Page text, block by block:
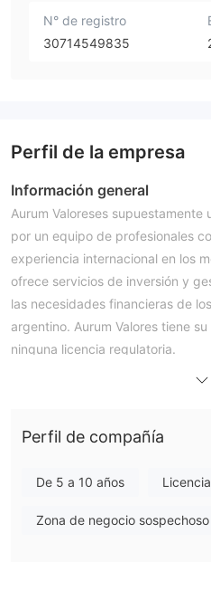
N° de registro
30714549835
Perfil de la empresa
Información general
Aurum Valoreses
por un equipo de profesionales
experiencia internacional en los
ofrece servicios de inversión y
las necesidades financieras de
argentino. Aurum Valores tiene
ninguna licencia regulatoria.
Consultoría de inversiones
Gestión de riesgos
Financiamiento de Proyectos
Perfil de compañía
De 5 a 10 años
Zona de negocio sospechoso